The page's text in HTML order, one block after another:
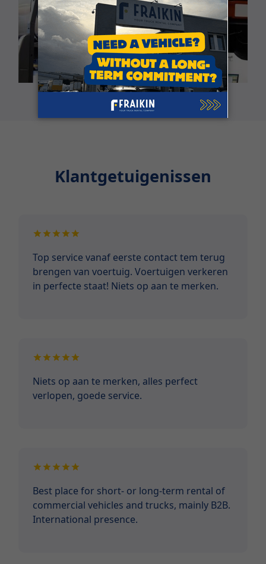
Klantgetuigenissen
Top service vanaf eerste contact tem terug
brengen van voertuig. Voertuigen verkeren
in perfecte staat! Niets op aan te merken.
Niets op aan te merken, alles perfect
verlopen, goede service.
Best place for short- or long-term rental of
commercial vehicles and trucks, mainly B2B.
International presence.